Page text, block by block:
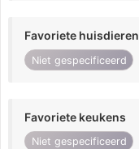
Favoriete huisdieren
Niet gespecificeerd
Favoriete keukens
Niet gespecificeerd